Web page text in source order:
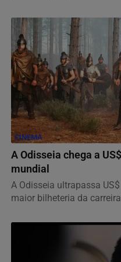
CINEMA
A Odisseia chega a
mundial
A Odisseia ultrapassa
maior bilheteria da